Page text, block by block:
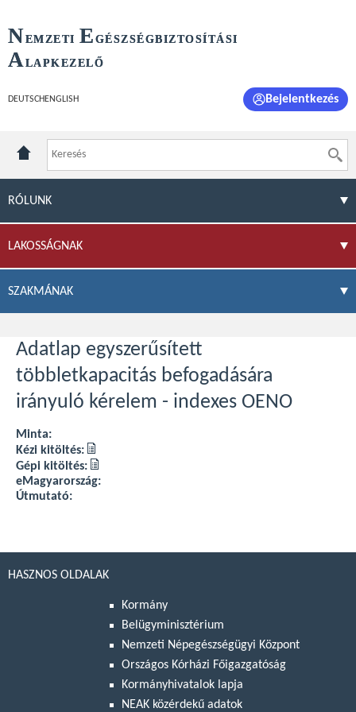
NEMZETI E GÉSZSÉGBIZTOSÍTÁSI
ALAPKEZELŐ
DEUTSCH ENGLISH Bejelentkezés
RÓLUNK
LAKOSSÁGNAK
SZAKMÁNAK
Adatlap egyszerűsített
többletkapacitás befogadására
irányuló kérelem - indexes OENO
Minta:
Kézi kitöltés:
Gépi kitöltés:
eMagyarország:
Útmutató:
HASZNOS OLDALAK
Kormány
Belügyminisztérium
Nemzeti Népegészségügyi Központ
Országos Kórházi Főigazgatóság
Kormányhivatalok lapja
NEAK közérdekű adatok